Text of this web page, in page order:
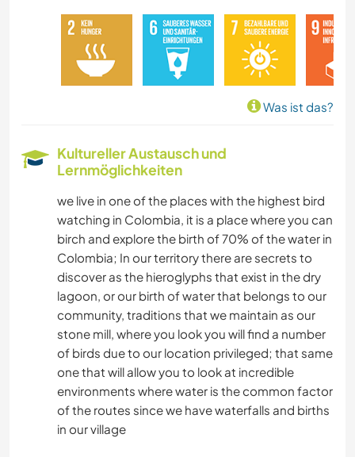
Was ist das?
Kultureller Austausch und
Lernmöglichkeiten
we live in one of the places with the highest bird
watching in Colombia, it is a place where you can
birch and explore the birth of 70% of the water in
Colombia; In our territory there are secrets to
discover as the hieroglyphs that exist in the dry
lagoon, or our birth of water that belongs to our
community, traditions that we maintain as our
stone mill, where you look you will find a number
of birds due to our location privileged; that same
one that will allow you to look at incredible
environments where water is the common factor
of the routes since we have waterfalls and births
in our village